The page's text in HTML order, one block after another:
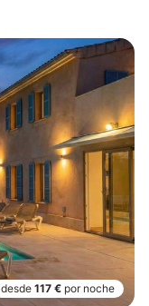
desde 117 € por noche